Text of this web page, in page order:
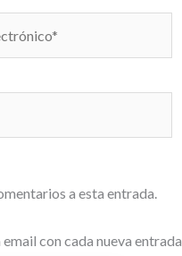
a esta entrada.
con cada nueva entrada.